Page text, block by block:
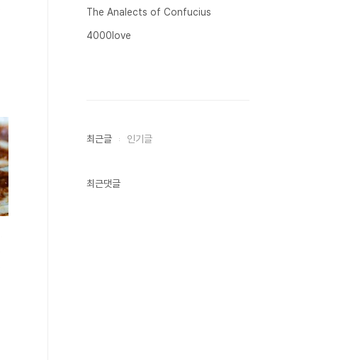
The Analects of Confucius
4000love
최근글 인기글
최근댓글